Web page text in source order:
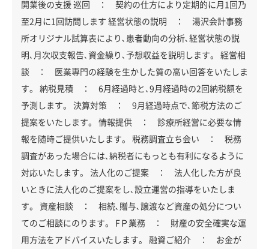
開業後の支援 巡回 ： 契約の仕方により定期的に月1回乃
至2月に1回訪問します 経営状態の説明 ： 湯沢会計事務
所オリジナル試算表により､患者動向の分析､経営状態の説
明､月次収支報告､資金繰り､予想収益を説明します。 経営相
談 ： 医業専門の経験を生かした質の高い回答をいたしま
す。 納税見積 ： 6月経過時と､9月経過時の2回納税額を
予測します。 決算対策 ： 9月経過時点で､節税方法のご
提案をいたします。 情報提供 ： 診療所経営に必要な情
報を随時ご提供いたします。 税務調査立ち会い ： 税務
調査があった場合には､納税者にもっとも有利になるように
対応いたします。 法人化のご提案 ： 法人化した方が良
いときに法人化のご提案をし､設立運営の指導をいたしま
す。 資産相談 ： 相続､贈与､譲渡など資産の処分につい
てのご相談にのります。 FＰ業務 ： 財産の安全確実な運
用方法をアドバイスいたします。 融資ご紹介 ： お金が